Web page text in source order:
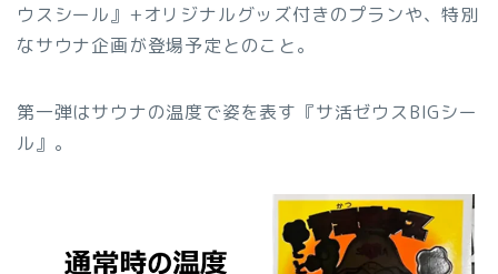
ウスシール』+オリジナルグッズ付きのプランや、特別
なサウナ企画が登場予定とのこと。
第一弾はサウナの温度で姿を表す『サ活ゼウスBIGシー
ル』。